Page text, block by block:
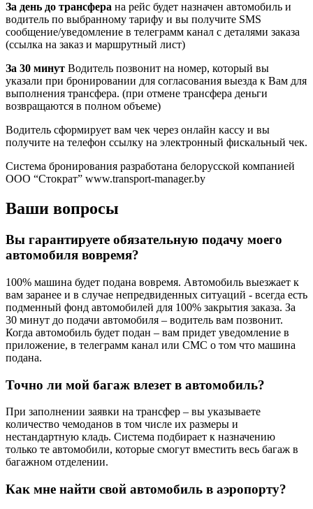
За день до трансфера на рейс будет назначен автомобиль и
водитель по выбранному тарифу и вы получите SMS
сообщение/уведомление в телеграмм канал с деталями заказа
(ссылка на заказ и маршрутный лист)
За 30 минут Водитель позвонит на номер, который вы
указали при бронировании для согласования выезда к Вам для
выполнения трансфера. (при отмене трансфера деньги
возвращаются в полном объеме)
Водитель сформирует вам чек через онлайн кассу и вы
получите на телефон ссылку на электронный фискальный чек.
Система бронирования разработана белорусской компанией
ООО “Стократ” www.transport-manager.by
Ваши вопросы
Вы гарантируете обязательную подачу моего
автомобиля вовремя?
100% машина будет подана вовремя. Автомобиль выезжает к
вам заранее и в случае непредвиденных ситуаций - всегда есть
подменный фонд автомобилей для 100% закрытия заказа. За
30 минут до подачи автомобиля – водитель вам позвонит.
Когда автомобиль будет подан – вам придет уведомление в
приложение, в телеграмм канал или СМС о том что машина
подана.
Точно ли мой багаж влезет в автомобиль?
При заполнении заявки на трансфер – вы указываете
количество чемоданов в том числе их размеры и
нестандартную кладь. Система подбирает к назначению
только те автомобили, которые смогут вместить весь багаж в
багажном отделении.
Как мне найти свой автомобиль в аэропорту?